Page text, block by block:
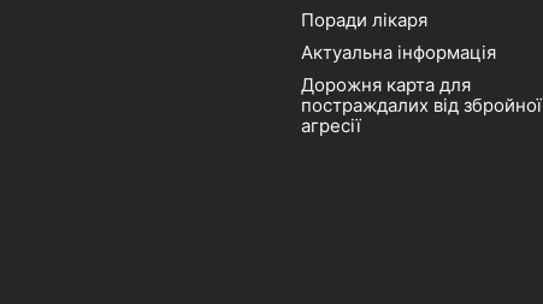
Поради лікаря
Актуальна інформація
Дорожня карта для
постраждалих від збройної
агресії